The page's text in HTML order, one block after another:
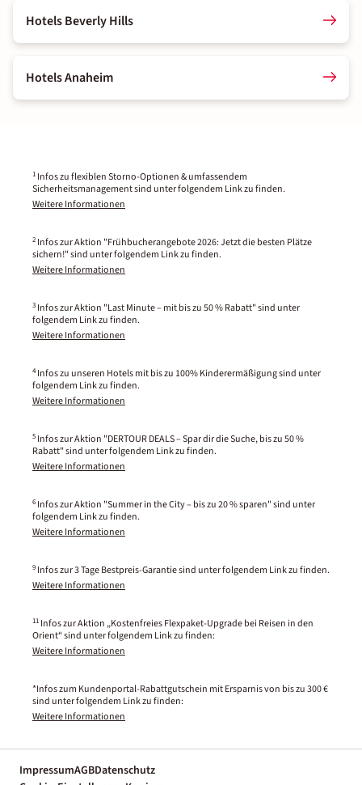
Hotels Beverly Hills
Hotels Anaheim
1 Infos zu flexiblen Storno-Optionen & umfassendem
Sicherheitsmanagement sind unter folgendem Link zu finden.
Weitere Informationen
2 Infos zur Aktion "Frühbucherangebote 2026: Jetzt die besten Plätze
sichern!" sind unter folgendem Link zu finden.
Weitere Informationen
3 Infos zur Aktion "Last Minute – mit bis zu 50 % Rabatt" sind unter
folgendem Link zu finden.
Weitere Informationen
4 Infos zu unseren Hotels mit bis zu 100% Kinderermäßigung sind unter
folgendem Link zu finden.
Weitere Informationen
5 Infos zur Aktion "DERTOUR DEALS – Spar dir die Suche, bis zu 50 %
Rabatt" sind unter folgendem Link zu finden.
Weitere Informationen
6 Infos zur Aktion "Summer in the City – bis zu 20 % sparen" sind unter
folgendem Link zu finden.
Weitere Informationen
9 Infos zur 3 Tage Bestpreis-Garantie sind unter folgendem Link zu finden.
Weitere Informationen
11 Infos zur Aktion „Kostenfreies Flexpaket-Upgrade bei Reisen in den
Orient“ sind unter folgendem Link zu finden:
Weitere Informationen
*Infos zum Kundenportal-Rabattgutschein mit Ersparnis von bis zu 300 €
sind unter folgendem Link zu finden:
Weitere Informationen
ImpressumAGBDatenschutz